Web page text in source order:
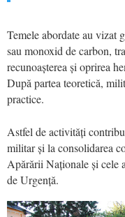
Temele abordate au vizat
sau monoxid de carbon,
recunoașterea și oprirea
După partea teoretică,
practice.
Astfel de activități
militar și la consolidarea
Apărării Naționale și cele
de Urgență.